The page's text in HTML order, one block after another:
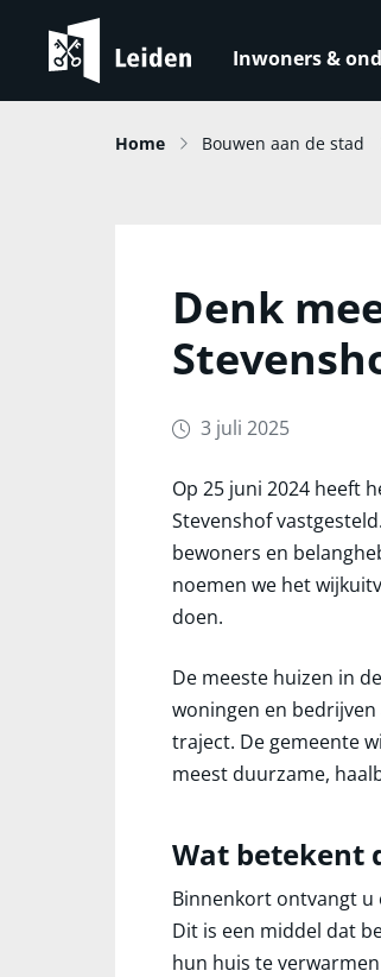
Inwoners &
Home Bouwen aan de stad
Denk
3 juli 2025
Op 25 juni 2024 heeft
Stevenshof
bewoners en
noemen we het
doen.
De meeste huizen in
woningen en
traject. De gemeente
meest duurzame,
Wat betekent
Binnenkort ontvangt u
Dit is een middel dat
hun huis te